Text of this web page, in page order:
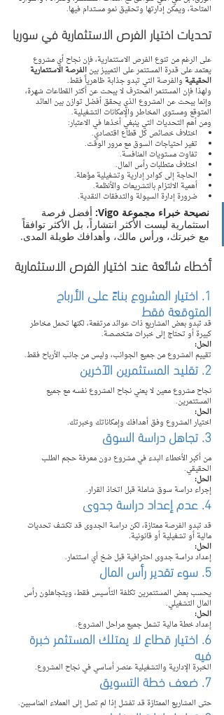
المتاحة، ويمكن إدارتها وتحقيق نمو مستدام فيها.
تحديات اختيار الفرص الاستثمارية في سوريا
على الرغم من تنوع الفرص الاستثمارية، فإن نجاح أي مشروع
يعتمد على قدرة المستثمر على التمييز بين الفرصة الاستثمارية
الحقيقية والفرصة التي تبدو جذابة ظاهرياً فقط.
ولهذا فإن المستثمر المحترف لا يبحث عن أكثر القطاعات شهرة،
وإنما يبحث عن المشروع الذي يحقق أفضل توازن بين العائد
المتوقع ومستوى المخاطر والإمكانات التشغيلية.
ومن أهم التحديات التي ينبغي أخذها في الاعتبار:
اختلاف خصائص كل قطاع اقتصادي.
تغير احتياجات السوق مع مرور الوقت.
تفاوت مستويات المنافسة.
اختلاف متطلبات رأس المال.
الحاجة إلى كوادر إدارية وتشغيلية مؤهلة.
أهمية الالتزام بالتشريعات والأنظمة.
ضرورة إدارة السيولة والتدفقات النقدية.
نصيحة خبراء مجموعة Vigo:
أفضل فرصة
استثمارية ليست الأكثر انتشاراً، بل الأكثر توافقاً
مع خبرتك، ورأس مالك، وأهدافك طويلة المدى.
أخطاء شائعة عند اختيار الفرص الاستثمارية
1. اختيار المشروع بناءً على الأرباح
المتوقعة فقط
قد تبدو بعض المشاريع ذات عوائد مرتفعة، لكنها تحمل مخاطر
كبيرة أو تحتاج إلى خبرات متخصصة.
الحل:
تقييم المشروع من جميع الجوانب، وليس من جانب الأرباح فقط.
2. تقليد المستثمرين الآخرين
نجاح مشروع معين لا يعني نجاح المشروع نفسه مع جميع
المستثمرين.
الحل:
اختيار المشروع وفق أهدافك وإمكاناتك وخبرتك.
3. تجاهل دراسة السوق
من أكبر الأخطاء البدء في مشروع دون معرفة حجم الطلب
الحقيقي.
الحل:
إجراء دراسة سوق شاملة قبل اتخاذ القرار.
4. عدم إعداد دراسة جدوى
قد تبدو الفرصة ممتازة، لكن دراسة الجدوى قد تكشف تحديات
مالية أو تشغيلية أو قانونية.
الحل:
إعداد دراسة جدوى احترافية قبل ضخ أي استثمار.
5. سوء تقدير رأس المال
يحسب بعض المستثمرين تكلفة التأسيس فقط، ويتجاهلون رأس
المال التشغيلي.
الحل:
إعداد خطة مالية تشمل جميع مراحل المشروع.
6. اختيار قطاع لا يمتلك المستثمر خبرة
فيه
الخبرة الإدارية والتشغيلية عنصر أساسي في نجاح المشروع.
7. ضعف خطة التسويق
حتى المشاريع الممتازة قد تفشل إذا لم تصل إلى العملاء المناسبين.